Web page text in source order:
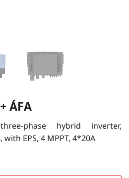
+ ÁFA
phase hybrid inverter,
EPS, 4 MPPT, 4*20A
mennyiség